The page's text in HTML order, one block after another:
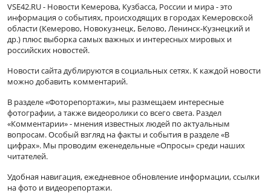
VSE42.RU - Новости Кемерова, Кузбасса, России и мира - это
информация о событиях, происходящих в городах Кемеровской
области (Кемерово, Новокузнецк, Белово, Ленинск-Кузнецкий и
др.) плюс выборка самых важных и интересных мировых и
российских новостей.
Новости сайта дублируются в социальных сетях. К каждой новости
можно добавить комментарий.
В разделе «Фоторепортажи», мы размещаем интересные
фотографии, а также видеоролики со всего света. Раздел
«Комментарии» - мнения известных людей по актуальным
вопросам. Особый взгляд на факты и события в разделе «В
цифрах». Мы проводим еженедельные «Опросы» среди наших
читателей.
Удобная навигация, ежедневное обновление информации, ссылки
на фото и видеорепортажи.